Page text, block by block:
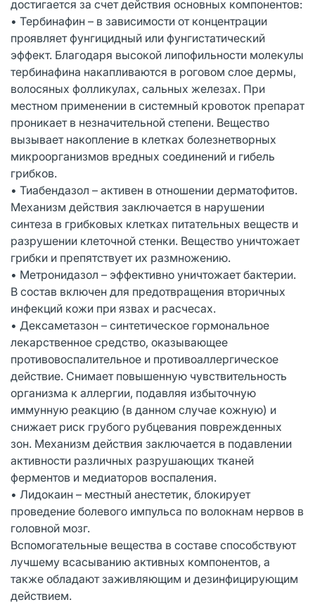
достигается за счет действия основных компонентов:
• Тербинафин – в зависимости от концентрации
проявляет фунгицидный или фунгистатический
эффект. Благодаря высокой липофильности молекулы
тербинафина накапливаются в роговом слое дермы,
волосяных фолликулах, сальных железах. При
местном применении в системный кровоток препарат
проникает в незначительной степени. Вещество
вызывает накопление в клетках болезнетворных
микроорганизмов вредных соединений и гибель
грибков.
• Тиабендазол – активен в отношении дерматофитов.
Механизм действия заключается в нарушении
синтеза в грибковых клетках питательных веществ и
разрушении клеточной стенки. Вещество уничтожает
грибки и препятствует их размножению.
• Метронидазол – эффективно уничтожает бактерии.
В состав включен для предотвращения вторичных
инфекций кожи при язвах и расчесах.
• Дексаметазон – синтетическое гормональное
лекарственное средство, оказывающее
противовоспалительное и противоаллергическое
действие. Снимает повышенную чувствительность
организма к аллергии, подавляя избыточную
иммунную реакцию (в данном случае кожную) и
снижает риск грубого рубцевания поврежденных
зон. Механизм действия заключается в подавлении
активности различных разрушающих тканей
ферментов и медиаторов воспаления.
• Лидокаин – местный анестетик, блокирует
проведение болевого импульса по волокнам нервов в
головной мозг.
Вспомогательные вещества в составе способствуют
лучшему всасыванию активных компонентов, а
также обладают заживляющим и дезинфицирующим
действием.